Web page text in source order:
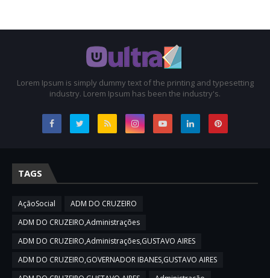
Lorem Ipsum is simply dummy text of the printing and typesetting
industry. Lorem Ipsum has been the industry's.
TAGS
AçãoSocial
ADM DO CRUZEIRO
ADM DO CRUZEIRO,Administrações
ADM DO CRUZEIRO,Administrações,GUSTAVO AIRES
ADM DO CRUZEIRO,GOVERNADOR IBANES,GUSTAVO AIRES